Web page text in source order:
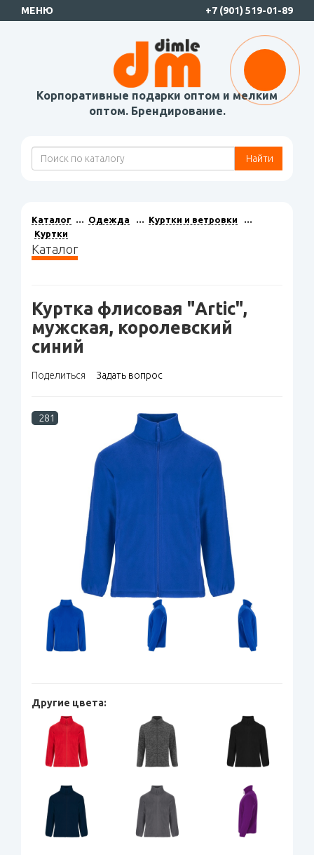
МЕНЮ +7 (901) 519-01-89
Корпоративные подарки оптом и мелким
оптом. Брендирование.
Найти
Каталог Одежда
Куртки и ветровки
Куртки
Каталог
Куртка флисовая "Artic",
мужская, королевский
синий
Поделиться Задать вопрос
281
Другие цвета: